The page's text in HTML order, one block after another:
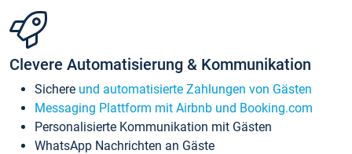
Clevere Automatisierung & Kommunikation
Sichere und automatisierte Zahlungen von Gästen
Messaging Plattform mit Airbnb und Booking.com
Personalisierte Kommunikation mit Gästen
WhatsApp Nachrichten an Gäste